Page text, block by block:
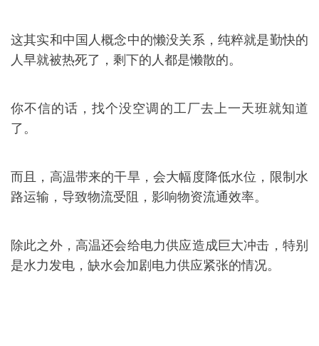
这其实和中国人概念中的懒没关系，纯粹就是勤快的
人早就被热死了，剩下的人都是懒散的。
你不信的话，找个没空调的工厂去上一天班就知道
了。
而且，高温带来的干旱，会大幅度降低水位，限制水
路运输，导致物流受阻，影响物资流通效率。
除此之外，高温还会给电力供应造成巨大冲击，特别
是水力发电，缺水会加剧电力供应紧张的情况。